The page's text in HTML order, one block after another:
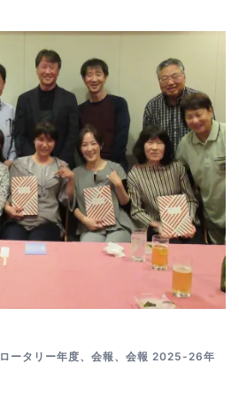
ロータリー年度、 会報 、 会報 2025-26年